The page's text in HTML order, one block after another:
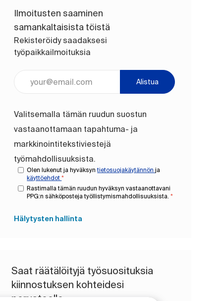
Ilmoitusten saaminen
samankaltaisista töistä
Rekisteröidy saadaksesi
työpaikkailmoituksia
Valitsemalla tämän ruudun suostun
vastaanottamaan tapahtuma- ja
markkinointitekstiviestejä
työmahdollisuuksista.
Olen lukenut ja hyväksyntietosuojakäytännönja
käyttöehdot*
Rastimalla tämän ruudun hyväksyn vastaanottavani
PPG:n sähköposteja työllistymismahdollisuuksista. *
Alistua
Hälytysten hallinta
Saat räätälöityjä työsuosituksia
kiinnostuksen kohteidesi
perusteella.